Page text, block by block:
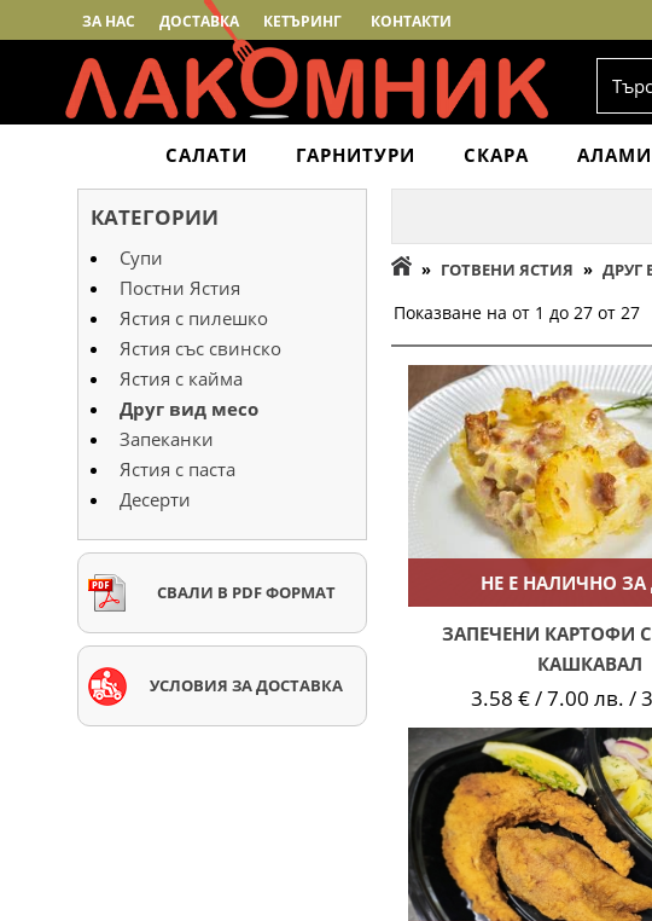
ЗА НАС ДОСТАВКА КЕТЪРИНГ КОНТАКТИ
САЛАТИ ГАРНИТУРИ СКАРА
КАТЕГОРИИ
Супи
Постни Ястия
Ястия с пилешко
Ястия със свинско
Ястия с кайма
Друг вид месо
Запеканки
Ястия с паста
Десерти
СВАЛИ В PDF ФОРМАТ
УСЛОВИЯ ЗА ДОСТАВКА
» ГОТВЕНИ ЯСТИЯ » ДРУГ
Показване на от 1 до 27 от 27
НЕ Е НАЛИЧНО ЗА
ЗАПЕЧЕНИ КАРТОФИ
КАШКАВАЛ
3.58 € / 7.00 лв. /